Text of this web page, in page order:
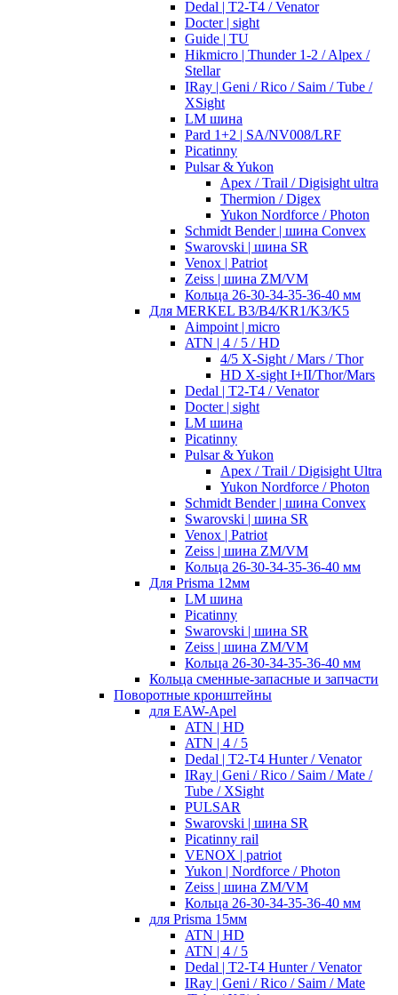
Dedal | T2-T4 / Venator
Docter | sight
Guide | TU
Hikmicro | Thunder 1-2 / Alpex /
Stellar
IRay | Geni / Rico / Saim / Tube /
XSight
LM шина
Pard 1+2 | SA/NV008/LRF
Picatinny
Pulsar & Yukon
Apex / Trail / Digisight ultra
Thermion / Digex
Yukon Nordforce / Photon
Schmidt Bender | шина Convex
Swarovski | шина SR
Venox | Patriot
Zeiss | шина ZM/VM
Кольца 26-30-34-35-36-40 мм
Для MERKEL B3/B4/KR1/K3/K5
Aimpoint | micro
ATN | 4 / 5 / HD
4/5 X-Sight / Mars / Thor
HD X-sight I+II/Thor/Mars
Dedal | T2-T4 / Venator
Docter | sight
LM шина
Picatinny
Pulsar & Yukon
Apex / Trail / Digisight Ultra
Yukon Nordforce / Photon
Schmidt Bender | шина Convex
Swarovski | шина SR
Venox | Patriot
Zeiss | шина ZM/VM
Кольца 26-30-34-35-36-40 мм
Для Prisma 12мм
LM шина
Picatinny
Swarovski | шина SR
Zeiss | шина ZM/VM
Кольца 26-30-34-35-36-40 мм
Кольца сменные-запасные и запчасти
Поворотные кронштейны
для EAW-Apel
ATN | HD
ATN | 4 / 5
Dedal | T2-T4 Hunter / Venator
IRay | Geni / Rico / Saim / Mate /
Tube / XSight
PULSAR
Swarovski | шина SR
Picatinny rail
VENOX | patriot
Yukon | Nordforce / Photon
Zeiss | шина ZM/VM
Кольца 26-30-34-35-36-40 мм
для Prisma 15мм
ATN | HD
ATN | 4 / 5
Dedal | T2-T4 Hunter / Venator
IRay | Geni / Rico / Saim / Mate